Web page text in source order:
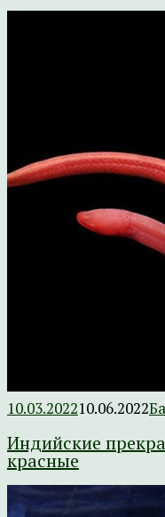
10.03.202210.06.2022
Индийские
красные